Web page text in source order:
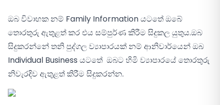
ඔබ විවාහක නම් Family Information යටතේ ඔබේ
තොරතුරු ඇතුළත් කර එය සම්පුර්ණ කිරීම සිදුකල යුතුය.ඔබ
සිදුකරන්නේ තනි පුද්ගල ව්‍යාපාරයක් නම් ආනිවාර්යෙන් ඔබ
Individual Business යටතේ ඔබට හිමි ව්‍යාපාරයේ තොරතුරු
නිවැරදිව ඇතුළත් කිරීම සිදුකරන්න.